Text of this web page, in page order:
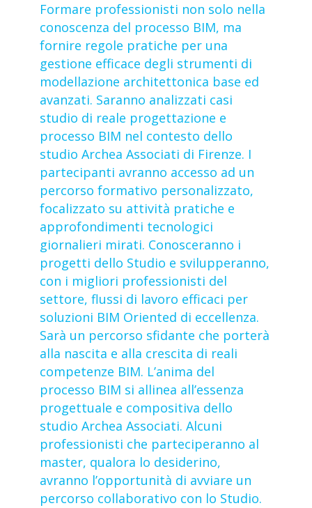
Formare professionisti non solo nella
conoscenza del processo BIM, ma
fornire regole pratiche per una
gestione efficace degli strumenti di
modellazione architettonica base ed
avanzati. Saranno analizzati casi
studio di reale progettazione e
processo BIM nel contesto dello
studio Archea Associati di Firenze. I
partecipanti avranno accesso ad un
percorso formativo personalizzato,
focalizzato su attività pratiche e
approfondimenti tecnologici
giornalieri mirati. Conosceranno i
progetti dello Studio e svilupperanno,
con i migliori professionisti del
settore, flussi di lavoro efficaci per
soluzioni BIM Oriented di eccellenza.
Sarà un percorso sfidante che porterà
alla nascita e alla crescita di reali
competenze BIM. L’anima del
processo BIM si allinea all’essenza
progettuale e compositiva dello
studio Archea Associati. Alcuni
professionisti che parteciperanno al
master, qualora lo desiderino,
avranno l’opportunità di avviare un
percorso collaborativo con lo Studio.